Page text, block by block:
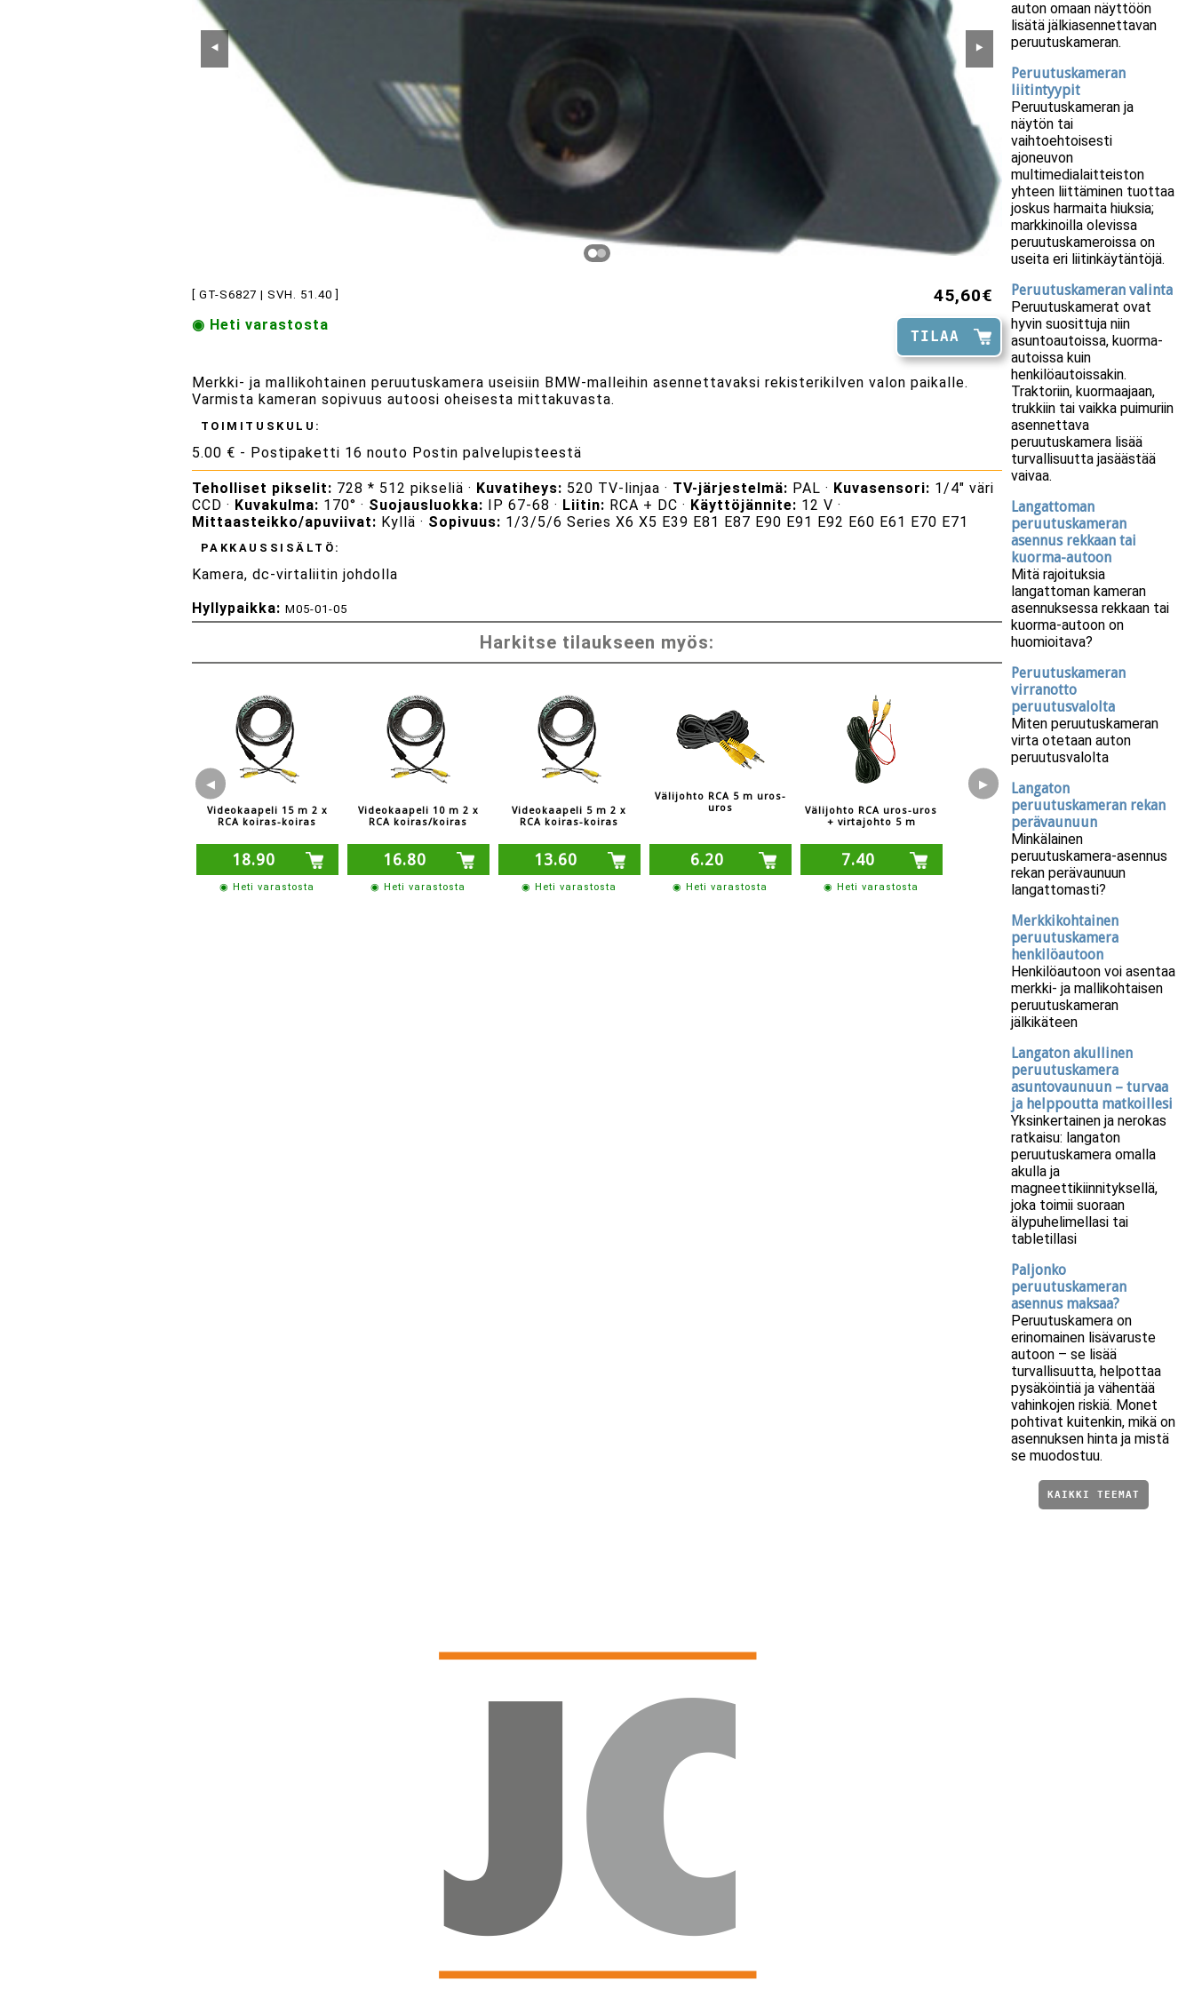
⯇ ⯈
[ GT-S6827 | SVH. 51.40 ] 45,60€
TILAA
◉ Heti varastosta
Merkki- ja mallikohtainen peruutuskamera useisiin BMW-malleihin asennettavaksi rekisterikilven valon paikalle.
Varmista kameran sopivuus autoosi oheisesta mittakuvasta.
TOIMITUSKULU:
5.00 € - Postipaketti 16 nouto Postin palvelupisteestä
Teholliset pikselit: 728 * 512 pikseliä · Kuvatiheys: 520 TV-linjaa · TV-järjestelmä: PAL · Kuvasensori: 1/4" väri
CCD · Kuvakulma: 170° · Suojausluokka: IP 67-68 · Liitin: RCA + DC · Käyttöjännite: 12 V ·
Mittaasteikko/apuviivat: Kyllä · Sopivuus: 1/3/5/6 Series X6 X5 E39 E81 E87 E90 E91 E92 E60 E61 E70 E71
PAKKAUSSISÄLTÖ:
Kamera, dc-virtaliitin johdolla
Hyllypaikka: M05-01-05
Harkitse tilaukseen myös:
◀
Videokaapeli 15 m 2 x
RCA koiras-koiras
18.90
◉ Heti varastosta
Videokaapeli 10 m 2 x
RCA koiras/koiras
16.80
◉ Heti varastosta
Videokaapeli 5 m 2 x
RCA koiras-koiras
13.60
◉ Heti varastosta
Välijohto RCA 5 m uros-
uros
6.20
◉ Heti varastosta
Välijohto RCA uros-uros
+ virtajohto 5 m
7.40
◉ Heti varastosta
▶
auton omaan näyttöön
lisätä jälkiasennettavan
peruutuskameran.
Peruutuskameran
liitintyypit
Peruutuskameran ja
näytön tai
vaihtoehtoisesti
ajoneuvon
multimedialaitteiston
yhteen liittäminen tuottaa
joskus harmaita hiuksia;
markkinoilla olevissa
peruutuskameroissa on
useita eri liitinkäytäntöjä.
Peruutuskameran valinta
Peruutuskamerat ovat
hyvin suosittuja niin
asuntoautoissa, kuorma-
autoissa kuin
henkilöautoissakin.
Traktoriin, kuormaajaan,
trukkiin tai vaikka puimuriin
asennettava
peruutuskamera lisää
turvallisuutta jasäästää
vaivaa.
Langattoman
peruutuskameran
asennus rekkaan tai
kuorma-autoon
Mitä rajoituksia
langattoman kameran
asennuksessa rekkaan tai
kuorma-autoon on
huomioitava?
Peruutuskameran
virranotto
peruutusvalolta
Miten peruutuskameran
virta otetaan auton
peruutusvalolta
Langaton
peruutuskameran rekan
perävaunuun
Minkälainen
peruutuskamera-asennus
rekan perävaunuun
langattomasti?
Merkkikohtainen
peruutuskamera
henkilöautoon
Henkilöautoon voi asentaa
merkki- ja mallikohtaisen
peruutuskameran
jälkikäteen
Langaton akullinen
peruutuskamera
asuntovaunuun – turvaa
ja helppoutta matkoillesi
Yksinkertainen ja nerokas
ratkaisu: langaton
peruutuskamera omalla
akulla ja
magneettikiinnityksellä,
joka toimii suoraan
älypuhelimellasi tai
tabletillasi
Paljonko
peruutuskameran
asennus maksaa?
Peruutuskamera on
erinomainen lisävaruste
autoon – se lisää
turvallisuutta, helpottaa
pysäköintiä ja vähentää
vahinkojen riskiä. Monet
pohtivat kuitenkin, mikä on
asennuksen hinta ja mistä
se muodostuu.
KAIKKI TEEMAT